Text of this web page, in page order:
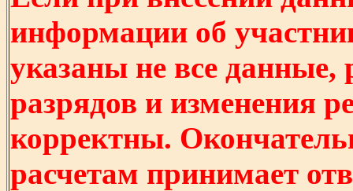
информации об
указаны не все
разрядов и изменения
корректны.
расчетам принимает